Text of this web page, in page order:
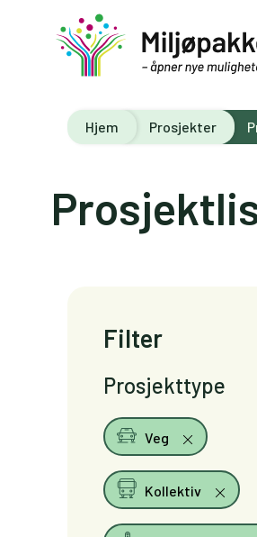
Hjem Prosjekter
Filter
Prosjekttype
Veg
Kollektiv